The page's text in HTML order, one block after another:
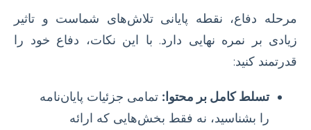
مرحله دفاع، نقطه پایانی تلاش‌های شماست و تاثیر
زیادی بر نمره نهایی دارد. با این نکات، دفاع خود را
قدرتمند کنید:
تسلط کامل بر محتوا: تمامی جزئیات پایان‌نامه
را بشناسید، نه فقط بخش‌هایی که ارائه